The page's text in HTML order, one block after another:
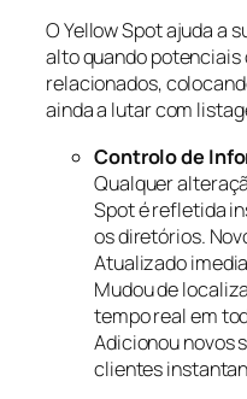
O Yellow Spot ajuda a
alto quando
relacionados,
ainda a lutar com
Controlo de
Qualquer
Spot é refletida
os diretórios.
Atualizado
Mudou de
tempo real em
Adicionou novos
clientes